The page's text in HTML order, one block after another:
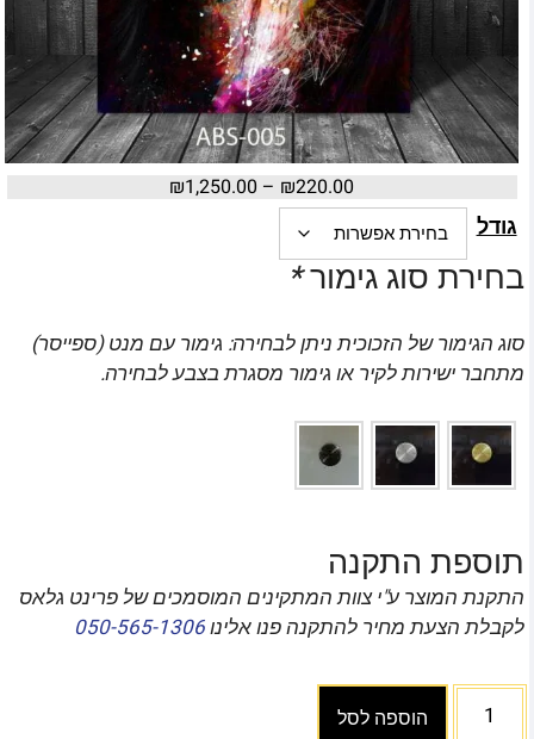
₪220.00
–
₪1,250.00
גודל
בחירת סוג גימור*
סוג הגימור של הזכוכית ניתן לבחירה: גימור עם מנט (ספייסר)
מתחבר ישירות לקיר או גימור מסגרת בצבע לבחירה.
תוספת התקנה
התקנת המוצר ע"י צוות המתקינים המוסמכים של פרינט גלאס
לקבלת הצעת מחיר להתקנה פנו אלינו050-565-1306
הוספה לסל